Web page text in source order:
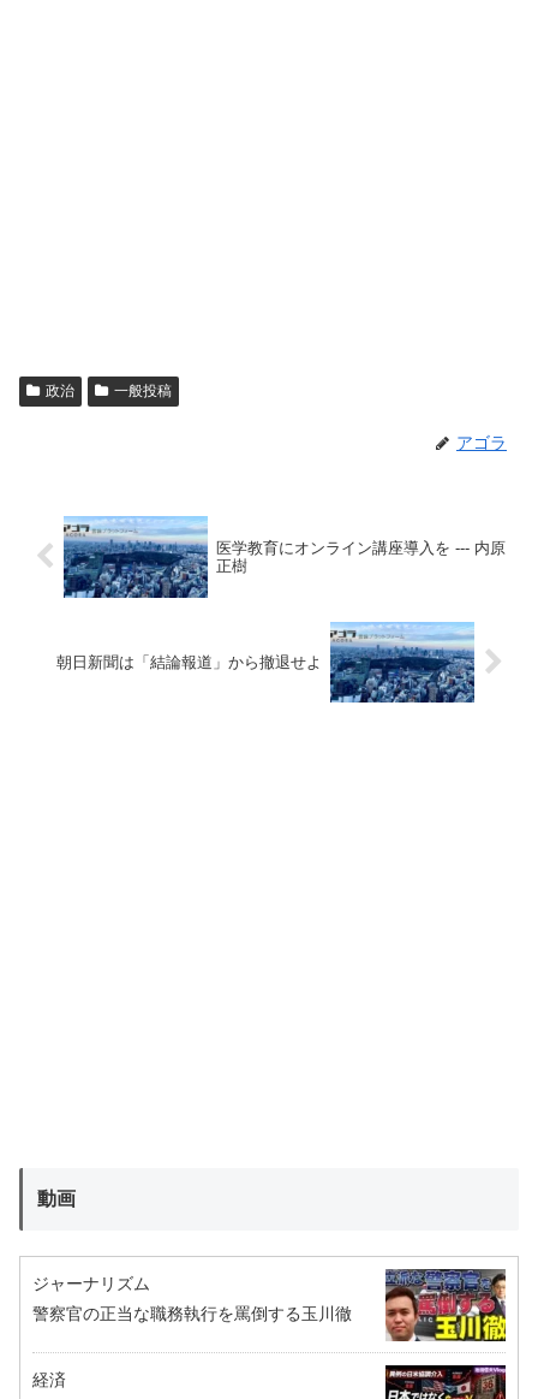
政治 一般投稿
アゴラ
医学教育にオンライン講座導入を --- 内原
正樹
朝日新聞は「結論報道」から撤退せよ
動画
ジャーナリズム
警察官の正当な職務執行を罵倒する玉川徹
経済